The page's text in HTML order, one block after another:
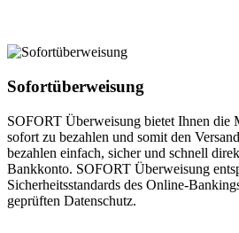
Sofortüberweisung
SOFORT Überweisung bietet Ihnen die
sofort zu bezahlen und somit den
bezahlen einfach, sicher und schnell
Bankkonto. SOFORT Überweisung
Sicherheitsstandards des Online-
geprüften Datenschutz.